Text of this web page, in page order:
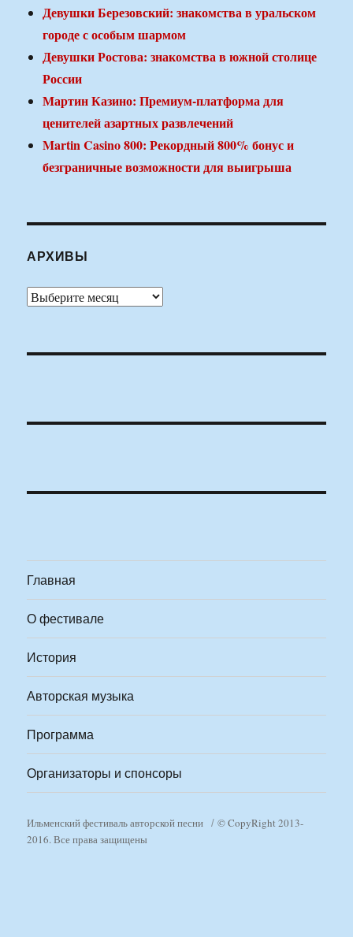
Девушки Березовский: знакомства в уральском
городе с особым шармом
Девушки Ростова: знакомства в южной столице
России
Мартин Казино: Премиум-платформа для
ценителей азартных развлечений
Martin Casino 800: Рекордный 800% бонус и
безграничные возможности для выигрыша
АРХИВЫ
Архивы
Главная
О фестивале
История
Авторская музыка
Программа
Организаторы и спонсоры
Ильменский фестиваль авторской песни
© CopyRight 2013-
2016. Все права защищены